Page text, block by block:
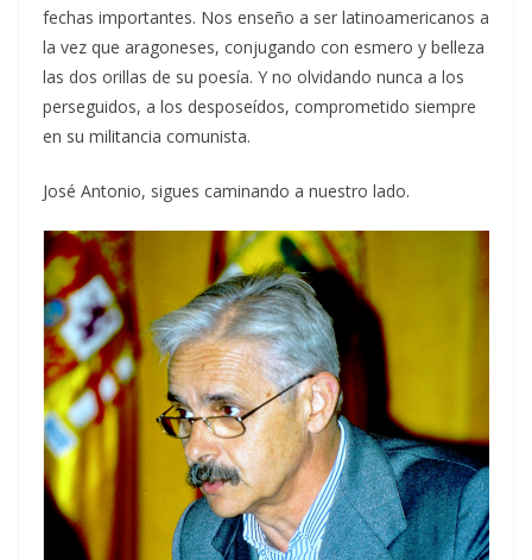
fechas importantes. Nos enseño a ser latinoamericanos a
la vez que aragoneses, conjugando con esmero y belleza
las dos orillas de su poesía. Y no olvidando nunca a los
perseguidos, a los desposeídos, comprometido siempre
en su militancia comunista.
José Antonio, sigues caminando a nuestro lado.